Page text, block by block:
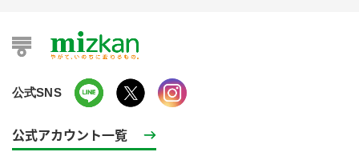
公式SNS
公式アカウント一覧